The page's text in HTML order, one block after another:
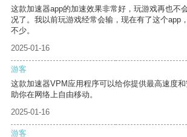
这款加速器app的加速效果非常好，玩游戏再也不
况了。我以前玩游戏经常会输，现在有了这个app
不少。
2025-01-16
游客
这款加速器VPM应用程序可以给你提供最高速度
助你在网络上自由移动。
2025-01-16
游客